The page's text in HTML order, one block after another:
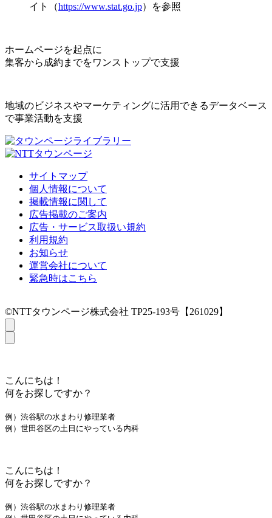
イト（https://www.stat.go.jp）を参照
ホームページを起点に
集客から成約までをワンストップで支援
地域のビジネスやマーケティングに活用できるデータベース
で事業活動を支援
サイトマップ
個人情報について
掲載情報に関して
広告掲載のご案内
広告・サービス取扱い規約
利用規約
お知らせ
運営会社について
緊急時はこちら
©NTTタウンページ株式会社 TP25-193号【261029】
こんにちは！
何をお探しですか？
例）渋谷駅の水まわり修理業者
例）世田谷区の土日にやっている内科
こんにちは！
何をお探しですか？
例）渋谷駅の水まわり修理業者